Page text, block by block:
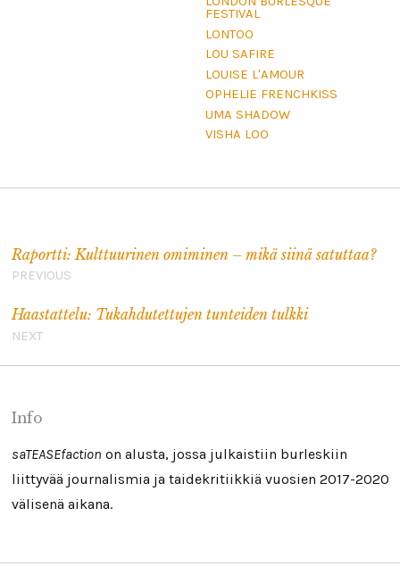
FESTIVAL
LONTOO
LOU SAFIRE
LOUISE L'AMOUR
OPHELIE FRENCHKISS
UMA SHADOW
VISHA LOO
Raportti: Kulttuurinen omiminen – mikä siinä satuttaa?
PREVIOUS
Haastattelu: Tukahdutettujen tunteiden tulkki
NEXT
Info
saTEASEfaction on alusta, jossa julkaistiin burleskiin
liittyvää journalismia ja taidekritiikkiä vuosien 2017-2020
välisenä aikana.